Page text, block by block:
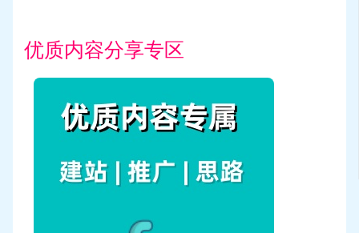
优质内容分享专区